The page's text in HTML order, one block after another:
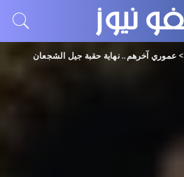
> عموري آخرهم.. نهاية حقبة جيل الشجعان